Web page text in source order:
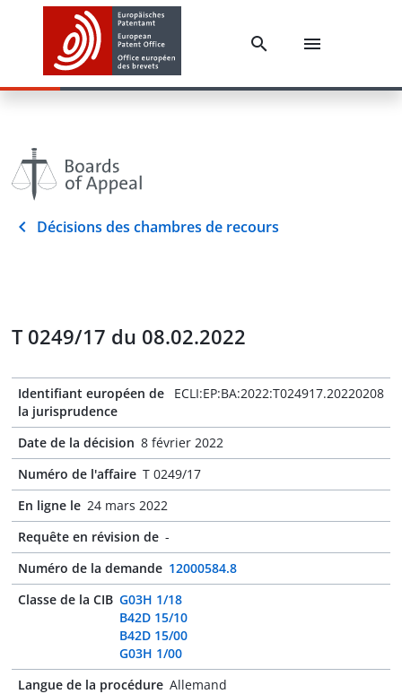
Décisions des chambres de recours
T 0249/17 du 08.02.2022
Identifiant européen de
la jurisprudence
ECLI:EP:BA:2022:T024917.20220208
Date de la décision 8 février 2022
Numéro de l'affaire T 0249/17
En ligne le 24 mars 2022
Requête en révision de -
Numéro de la demande 12000584.8
Classe de la CIB G03H 1/18
B42D 15/10
B42D 15/00
G03H 1/00
Langue de la procédure Allemand